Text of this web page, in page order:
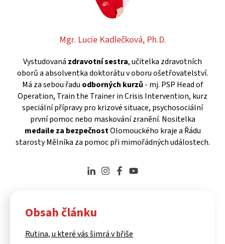
Mgr. Lucie Kadlečková, Ph.D.
Vystudovaná zdravotní sestra, učitelka zdravotních
oborů a absolventka doktorátu v oboru ošetřovatelství.
Má za sebou řadu odborných kurzů - mj. PSP Head of
Operation, Train the Trainer in Crisis Intervention, kurz
speciální přípravy pro krizové situace, psychosociální
první pomoc nebo maskování zranění. Nositelka
medaile za bezpečnostOlomouckého kraje a Řádu
starosty Mělníka za pomoc při mimořádných událostech.
Obsah článku
Rutina, u které vás šimrá v břiše